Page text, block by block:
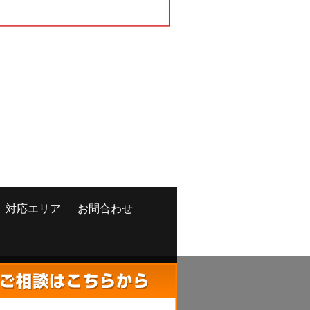
対応エリア お問合わせ